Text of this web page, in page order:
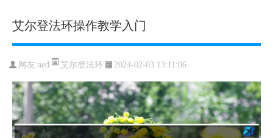
艾尔登法环操作教学入门
网友:aed 艾尔登法环 2024-02-03 13:11:06